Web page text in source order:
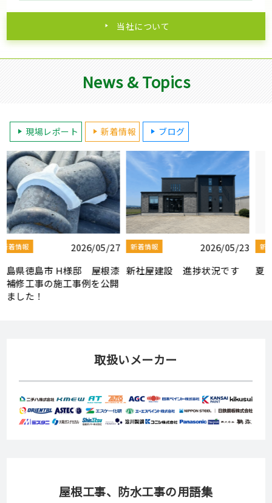
当社について
News & Topics
現場レポート 新着情報 ブログ
新着情報
2026/08/03
夏季休業のお知らせ
新着情報
2026/07/30
【社屋移転のお知らせ】
取扱いメーカー
屋根工事、防水工事の用語集